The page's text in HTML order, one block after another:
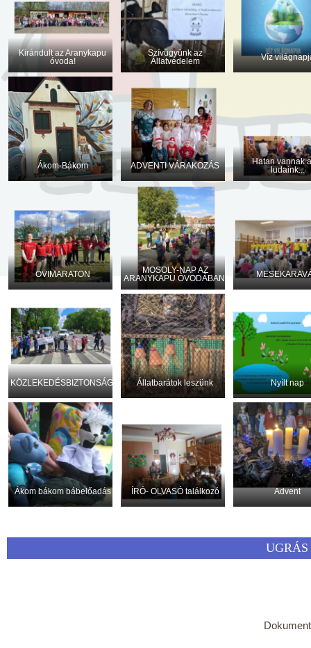
Kirándult az Aranykapu
óvoda!
Szívügyünk az
Állatvédelem
Víz
Ákom-Bákom ADVENTI VÁRAKOZÁS
Hatan vannak
ludaink...
OVIMARATON
MOSOLY-NAP AZ
ARANYKAPU ÓVODÁBAN!
KÖZLEKEDÉSBIZTONSÁG! Állatbarátok leszünk Nyílt nap
Ákom bákom bábelőadás ÍRÓ- OLVASÓ találkozó Advent